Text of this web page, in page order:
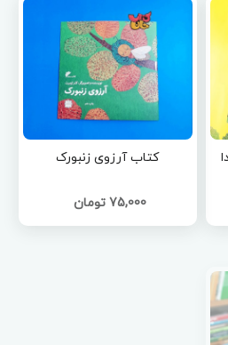
کتاب آرزوی زنبورک
75,000 تومان